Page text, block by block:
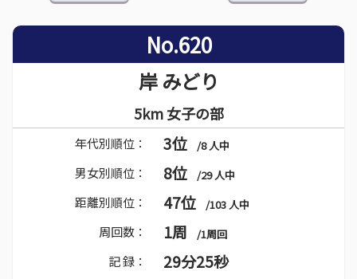
No.620
岸 みどり
5km 女子の部
年代別順位： 3位 /8 人中
男女別順位： 8位 /29 人中
距離別順位： 47位 /103 人中
周回数： 1周 /1周回
記 録： 29分25秒